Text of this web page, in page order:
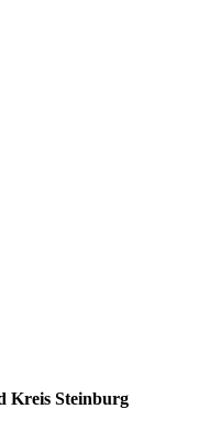
Kreis Steinburg